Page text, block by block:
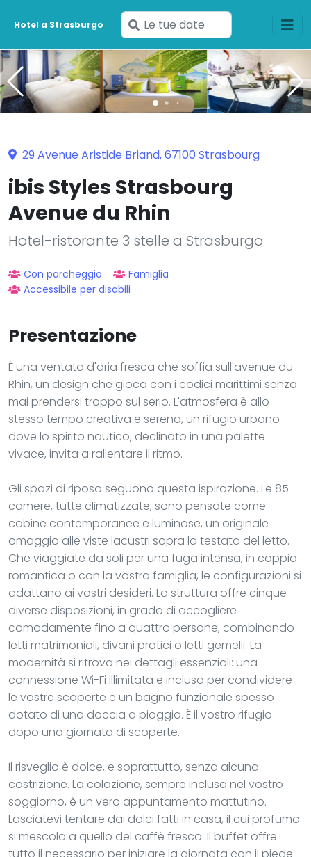
Hotel a Strasburgo
Inserisci
le
tue
date
29 Avenue Aristide Briand, 67100 Strasbourg
ibis Styles Strasbourg
Avenue du Rhin
Hotel-ristorante 3 stelle a Strasburgo
Con parcheggio
Famiglia
Accessibile per disabili
Presentazione
È una ventata d'aria fresca che soffia sull'avenue du
Rhin, un design che gioca con i codici marittimi senza
mai prendersi troppo sul serio. L'atmosfera è allo
stesso tempo creativa e serena, un rifugio urbano
dove lo spirito nautico, declinato in una palette
vivace, invita a rallentare il ritmo.
Gli spazi di riposo seguono questa ispirazione. Le 85
camere, tutte climatizzate, sono pensate come
cabine contemporanee e luminose, un originale
omaggio alle viste lacustri sopra la testata del letto.
Che viaggiate da soli per una fuga intensa, in coppia
romantica o con la vostra famiglia, le configurazioni si
adattano ai vostri desideri. La struttura offre cinque
diverse disposizioni, in grado di accogliere
comodamente fino a quattro persone, combinando
letti matrimoniali, divani pratici o letti gemelli. La
modernità si ritrova nei dettagli essenziali: una
connessione Wi-Fi illimitata e inclusa per condividere
le vostre scoperte e un bagno funzionale spesso
dotato di una doccia a pioggia. È il vostro rifugio
dopo una giornata di scoperte.
Il risveglio è dolce, e soprattutto, senza alcuna
costrizione. La colazione, sempre inclusa nel vostro
soggiorno, è un vero appuntamento mattutino.
Lasciatevi tentare dai dolci fatti in casa, il cui profumo
si mescola a quello del caffè fresco. Il buffet offre
tutto il necessario per iniziare la giornata con il piede